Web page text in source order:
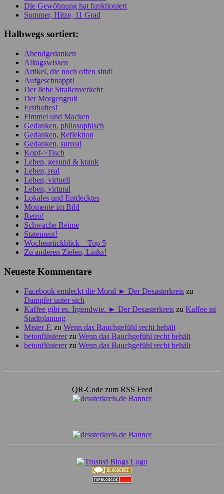
Die Gewöhnung hat funktioniert
Sommer, Hitze, 11 Grad
Halbwegs sortiert:
Abendgedanken
Alltagswissen
Artikel, die noch offen sind!
Aufgeschnappt!
Der liebe Straßenverkehr
Der Morgengruß
Ersthaftes!
Fimmel und Macken
Gedanken, philosophisch
Gedanken, Reflektion
Gedanken, surreal
Kopf->Tisch
Leben, gesund & krank
Leben, real
Leben, virtuell
Leben, virtural
Lokales und Entdecktes
Momente im Bild
Retro!
Schwache Reime
Statement!
Wochenrückblick – Top 5
Zu anderen Zielen, Links!
Neueste Kommentare
Facebook entdeckt die Moral ► Der Desasterkreis zu
Dampfer unter sich
Kaffee gibt es. Irgendwie. ► Der Desasterkreis zu Kaffee ist
Stadtplanung
Mister F. zu Wenn das Bauchgefühl recht behält
betonflüstererzu Wenn das Bauchgefühl recht behält
betonflüstererzu Wenn das Bauchgefühl recht behält
QR-Code zum RSS Feed